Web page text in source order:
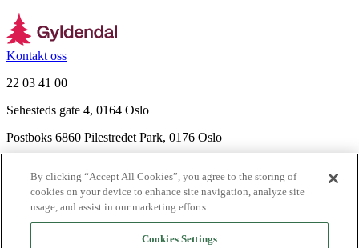
Kontakt oss
22 03 41 00
Sehesteds gate 4, 0164 Oslo
Postboks 6860 Pilestredet Park, 0176 Oslo
Nyhetsbrev
Ledige stillinger
Send inn manus
By clicking “Accept All Cookies”, you agree to the storing of
cookies on your device to enhance site navigation, analyze site
usage, and assist in our marketing efforts.
Cookies Settings